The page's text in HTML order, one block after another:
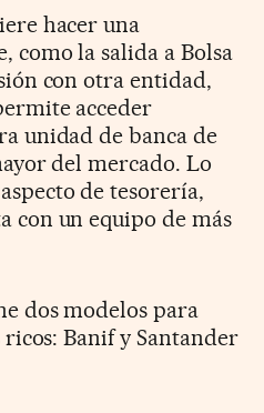
hacer una
como la salida a Bolsa
con otra entidad,
acceder
unidad de banca de
del mercado. Lo
de tesorería,
con un equipo de más
dos modelos para
Banif y Santander